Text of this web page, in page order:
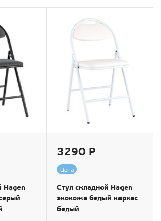
Hagen
3290 Р
Цена
Стул складной Hagen
экокожа белый каркас
белый